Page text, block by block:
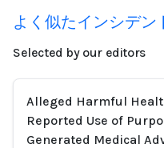
よく似たインシデン
Selected by our editors
Alleged Harmful
Reported Use of
Generated Medical